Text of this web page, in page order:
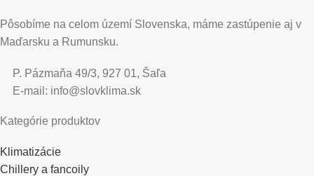
Pôsobíme na celom území Slovenska, máme zastúpenie aj v
Maďarsku a Rumunsku.
P. Pázmaňa 49/3, 927 01, Šaľa
E-mail: info@slovklima.sk
Kategórie produktov
Klimatizácie
Chillery a fancoily